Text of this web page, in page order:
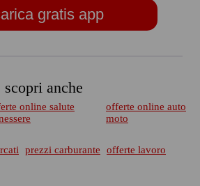
gratis app
scopri anche
online salute
offerte online auto
moto
prezzi carburante
offerte lavoro